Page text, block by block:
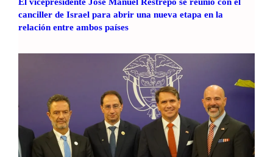
El vicepresidente José Manuel Restrepo se reunió con el
canciller de Israel para abrir una nueva etapa en la
relación entre ambos países